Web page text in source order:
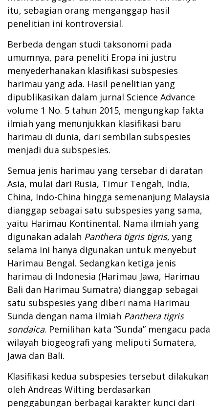
itu, sebagian orang menganggap hasil
penelitian ini kontroversial.
Berbeda dengan studi taksonomi pada
umumnya, para peneliti Eropa ini justru
menyederhanakan klasifikasi subspesies
harimau yang ada. Hasil penelitian yang
dipublikasikan dalam jurnal Science Advance
volume 1 No. 5 tahun 2015, mengungkap fakta
ilmiah yang menunjukkan klasifikasi baru
harimau di dunia, dari sembilan subspesies
menjadi dua subspesies.
Semua jenis harimau yang tersebar di daratan
Asia, mulai dari Rusia, Timur Tengah, India,
China, Indo-China hingga semenanjung Malaysia
dianggap sebagai satu subspesies yang sama,
yaitu Harimau Kontinental. Nama ilmiah yang
digunakan adalah Panthera tigris tigris, yang
selama ini hanya digunakan untuk menyebut
Harimau Bengal. Sedangkan ketiga jenis
harimau di Indonesia (Harimau Jawa, Harimau
Bali dan Harimau Sumatra) dianggap sebagai
satu subspesies yang diberi nama Harimau
Sunda dengan nama ilmiah Panthera tigris
sondaica. Pemilihan kata “Sunda” mengacu pada
wilayah biogeografi yang meliputi Sumatera,
Jawa dan Bali.
Klasifikasi kedua subspesies tersebut dilakukan
oleh Andreas Wilting berdasarkan
penggabungan berbagai karakter kunci dari